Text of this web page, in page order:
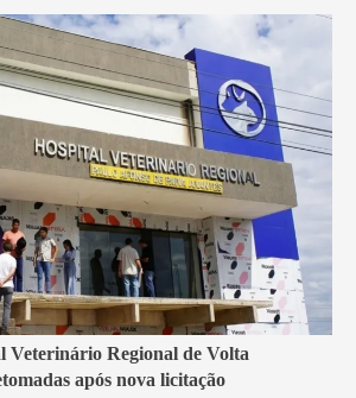
Veterinário Regional de Volta
após nova licitação